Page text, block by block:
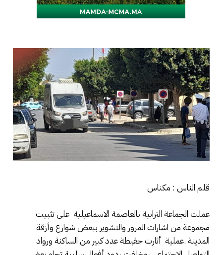
قلم الناس : مكناس
عملت الجماعة الترابية بالعاصمة الاسماعيلية على تثبيت
مجموعة من اشارات المرور والتشوير ببعض شوارع وأزقة
المدينة .عملية أثارت حفيظة عدد كبير من الساكنة ورواد